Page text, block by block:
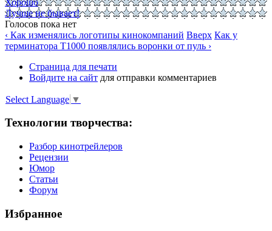
Хорошо
Лучше не бывает!
Голосов пока нет
‹ Как изменялись логотипы кинокомпаний Вверх Как у
терминатора Т1000 появлялись воронки от пуль ›
Страница для печати
Войдите на сайт для отправки комментариев
Select Language ▼
Технологии творчества:
Разбор кинотрейлеров
Рецензии
Юмор
Статьи
Форум
Избранное